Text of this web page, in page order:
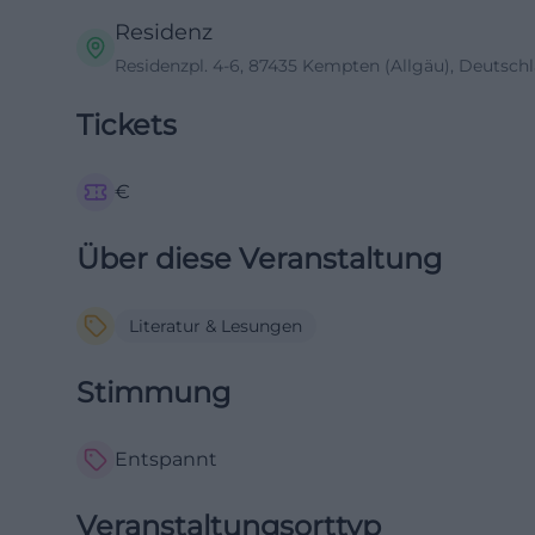
Residenz
Residenzpl. 4-6, 87435 Kempten (Allgäu),
Tickets
€
Über diese Veranstaltung
Literatur & Lesungen
Stimmung
Entspannt
Veranstaltungsorttyp